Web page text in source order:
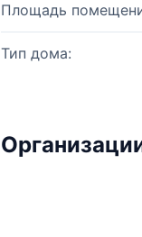
Площадь
Тип дома: